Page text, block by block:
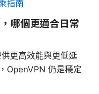
指南
哪個更適合日常
更高效能與更低延
OpenVPN 仍是穩定